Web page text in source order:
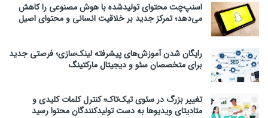
اسنپ‌چت محتوای تولیدشده با هوش مصنوعی را کاهش
می‌دهد؛ تمرکز جدید بر خلاقیت انسانی و محتوای اصیل
رایگان شدن آموزش‌های پیشرفته لینک‌سازی؛ فرصتی جدید
برای متخصصان سئو و دیجیتال مارکتینگ
تغییر بزرگ در سئوی تیک‌تاک؛ کنترل کلمات کلیدی و
متادیتای ویدیوها به دست تولیدکنندگان محتوا رسید